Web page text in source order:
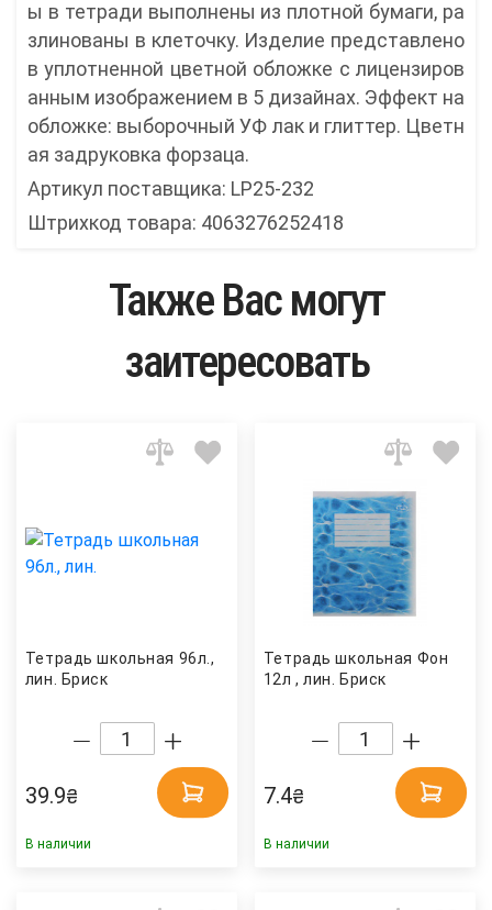
ы в тетради выполнены из плотной бумаги, ра
злинованы в клеточку. Изделие представлено
в уплотненной цветной обложке с лицензиров
анным изображением в 5 дизайнах. Эффект на
обложке: выборочный УФ лак и глиттер. Цветн
ая задруковка форзаца.
Артикул поставщика: LP25-232
Штрихкод товара: 4063276252418
Также Вас могут
заитересовать
Тетрадь школьная 96л.,
лин. Бриск
39.9₴
В наличии
Тетрадь школьная Фон
12л , лин. Бриск
7.4₴
В наличии